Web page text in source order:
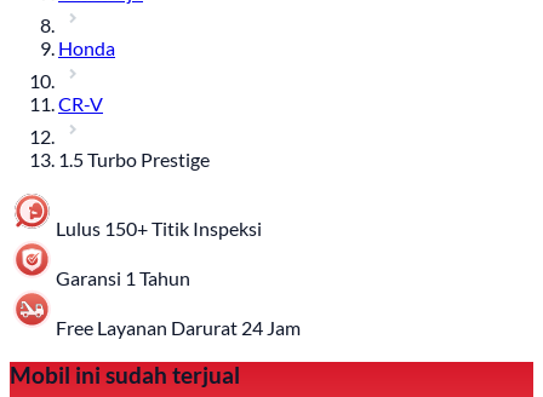
Honda
CR-V
1.5 Turbo Prestige
Lulus 150+ Titik Inspeksi
Garansi 1 Tahun
Free Layanan Darurat 24 Jam
Mobil ini sudah terjual